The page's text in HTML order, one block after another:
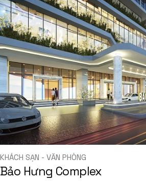
KHÁCH SẠN - VĂN PHÒNG
Bảo Hưng Complex